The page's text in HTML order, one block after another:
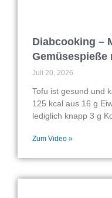
Diabcooking –
Gemüsespieße
Juli 20, 2026
Tofu ist gesund und
125 kcal aus 16 g
lediglich knapp 3 g
Zum Video »